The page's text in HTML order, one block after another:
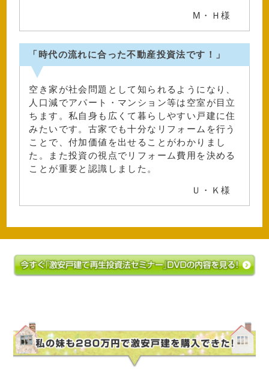
M・Ｈ様
「時代の流れに合った不動産投資法です！」
空き家が社会問題として知られるようになり、
人口減でアパート・マンション等は空室が目立
ちます。私自身も広くて暮らしやすい戸建に住
みたいです。古家でも十分なリフォームを行う
ことで、付加価値を出せることがわかりまし
た。また投資の視点でリフォーム費用を決める
ことが重要と認識しました。
Ｕ・Ｋ様